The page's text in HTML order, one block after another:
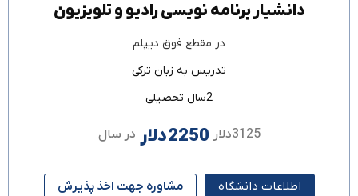
دانشیار برنامه نویسی رادیو و تلویزیون
در مقطع فوق دیپلم
تدریس به زبان ترکی
2سال تحصیلی
3125دلار 2250دلار در سال
اطلاعات دانشگاه مشاوره جهت اخذ پذیرش